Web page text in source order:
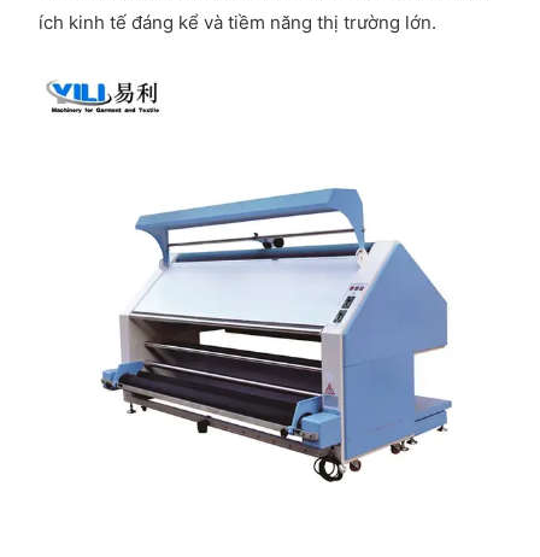
ích kinh tế đáng kể và tiềm năng thị trường lớn.